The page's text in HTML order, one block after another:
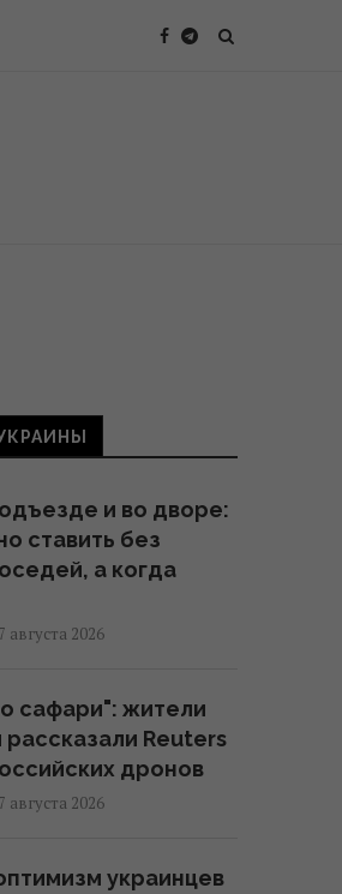
и во дворе:
ставить без
а когда
августа 2026
сафари": жители
Reuters
дронов
августа 2026
украинцев